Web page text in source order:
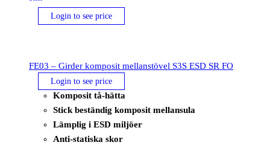
Login to see price
FE03 – Girder komposit mellanstövel S3S ESD SR FO
Login to see price
Komposit tå-hätta
Stick beständig komposit mellansula
Lämplig i ESD miljöer
Anti-statiska skor